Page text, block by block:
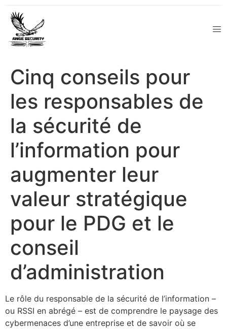
Cinq conseils pour
les responsables de
la sécurité de
l’information pour
augmenter leur
valeur stratégique
pour le PDG et le
conseil
d’administration
Le rôle du responsable de la sécurité de l’information –
ou RSSI en abrégé – est de comprendre le paysage des
cybermenaces d’une entreprise et de savoir où se